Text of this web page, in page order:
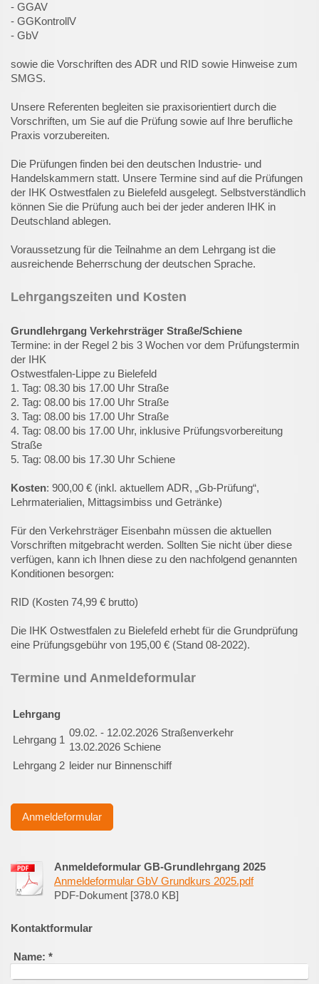
- GGAV
- GGKontrollV
- GbV
sowie die Vorschriften des ADR und RID sowie Hinweise zum
SMGS.
Unsere Referenten begleiten sie praxisorientiert durch die
Vorschriften, um Sie auf die Prüfung sowie auf Ihre berufliche
Praxis vorzubereiten.
Die Prüfungen finden bei den deutschen Industrie- und
Handelskammern statt. Unsere Termine sind auf die Prüfungen
der IHK Ostwestfalen zu Bielefeld ausgelegt. Selbstverständlich
können Sie die Prüfung auch bei der jeder anderen IHK in
Deutschland ablegen.
Voraussetzung für die Teilnahme an dem Lehrgang ist die
ausreichende Beherrschung der deutschen Sprache.
Lehrgangszeiten und Kosten
Grundlehrgang Verkehrsträger Straße/Schiene
Termine: in der Regel 2 bis 3 Wochen vor dem Prüfungstermin
der IHK
Ostwestfalen-Lippe zu Bielefeld
1. Tag: 08.30 bis 17.00 Uhr Straße
2. Tag: 08.00 bis 17.00 Uhr Straße
3. Tag: 08.00 bis 17.00 Uhr Straße
4. Tag: 08.00 bis 17.00 Uhr, inklusive Prüfungsvorbereitung
Straße
5. Tag: 08.00 bis 17.30 Uhr Schiene
Kosten: 900,00 € (inkl. aktuellem ADR, „Gb-Prüfung“,
Lehrmaterialien, Mittagsimbiss und Getränke)
Für den Verkehrsträger Eisenbahn müssen die aktuellen
Vorschriften mitgebracht werden. Sollten Sie nicht über diese
verfügen, kann ich Ihnen diese zu den nachfolgend genannten
Konditionen besorgen:
RID (Kosten 74,99 € brutto)
Die IHK Ostwestfalen zu Bielefeld erhebt für die Grundprüfung
eine Prüfungsgebühr von 195,00 € (Stand 08-2022).
Termine und Anmeldeformular
Lehrgang
Lehrgang 1
09.02. - 12.02.2026 Straßenverkehr
13.02.2026 Schiene
Lehrgang 2 leider nur Binnenschiff
Anmeldeformular
Anmeldeformular GB-Grundlehrgang 2025
Anmeldeformular GbV Grundkurs 2025.pdf
PDF-Dokument [378.0 KB]
Kontaktformular
Name: *